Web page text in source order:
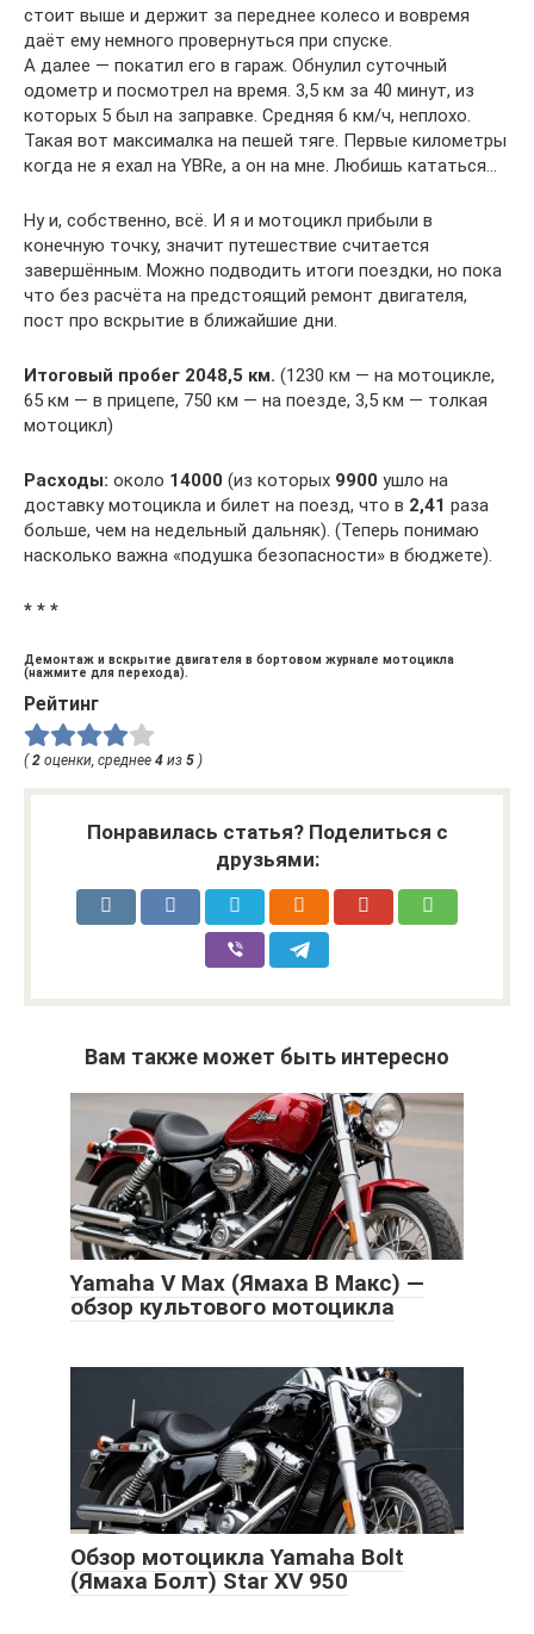
стоит выше и держит за переднее колесо и вовремя
даёт ему немного провернуться при спуске.
А далее — покатил его в гараж. Обнулил суточный
одометр и посмотрел на время. 3,5 км за 40 минут, из
которых 5 был на заправке. Средняя 6 км/ч, неплохо.
Такая вот максималка на пешей тяге. Первые километры
когда не я ехал на YBRе, а он на мне. Любишь кататься…
Ну и, собственно, всё. И я и мотоцикл прибыли в
конечную точку, значит путешествие считается
завершённым. Можно подводить итоги поездки, но пока
что без расчёта на предстоящий ремонт двигателя,
пост про вскрытие в ближайшие дни.
Итоговый пробег 2048,5 км. (1230 км — на мотоцикле,
65 км — в прицепе, 750 км — на поезде, 3,5 км — толкая
мотоцикл)
Расходы: около 14000 (из которых 9900 ушло на
доставку мотоцикла и билет на поезд, что в 2,41 раза
больше, чем на недельный дальняк). (Теперь понимаю
насколько важна «подушка безопасности» в бюджете).
* * *
Демонтаж и вскрытие двигателя в бортовом журнале мотоцикла
(нажмите для перехода).
Рейтинг
(2 оценки, среднее 4 из 5 )
Понравилась статья? Поделиться с
друзьями:
Вам также может быть интересно
Yamaha V Мах (Ямаха В Макс) —
обзор культового мотоцикла
Обзор мотоцикла Yamaha Bolt
(Ямаха Болт) Star XV 950